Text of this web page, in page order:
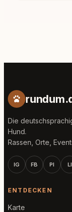
Die
Hund.
Rassen, Orte,
IG FB PI LI
ENTDECKEN
Karte